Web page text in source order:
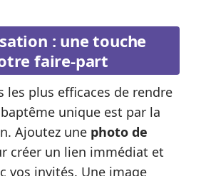
: une touche
faire-part
les plus efficaces de rendre
unique est par la
Ajoutez une photo de
créer un lien immédiat et
vos invités. Une image